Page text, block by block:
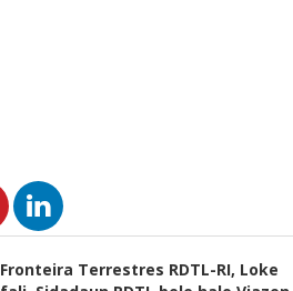
Fronteira Terrestres RDTL-RI, Loke